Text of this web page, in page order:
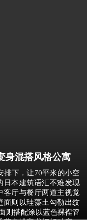
身混搭风格公寓
排下，让70平米的小空
日本建筑语汇不难发现
客厅与餐厅两道主视觉
面则以珪藻土勾勒出纹
则搭配涂以蓝色裸裎管